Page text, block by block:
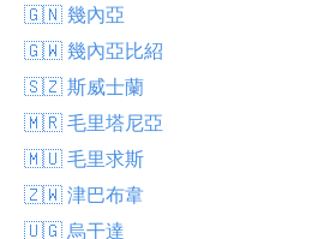
🇬🇳 幾內亞
🇬🇼 幾內亞比紹
🇸🇿 斯威士蘭
🇲🇷 毛里塔尼亞
🇲🇺 毛里求斯
🇿🇼 津巴布韋
🇺🇬 烏干達